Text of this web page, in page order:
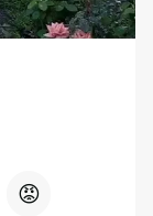
😡